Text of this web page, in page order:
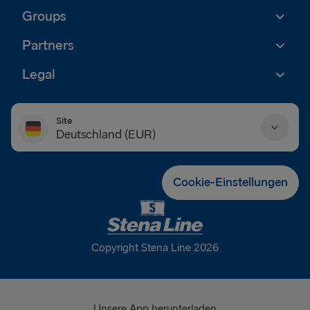
Groups
Partners
Legal
Site
Deutschland (EUR)
France (EUR)
Cookie-Einstellungen
Copyright Stena Line 2026